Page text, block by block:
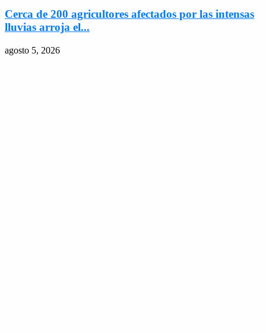
Cerca de 200 agricultores afectados por las intensas
lluvias arroja el...
agosto 5, 2026